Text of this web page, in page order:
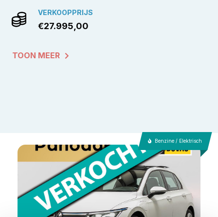
VERKOOPPRIJS
€27.995,00
TOON MEER
Benzine / Elektrisch